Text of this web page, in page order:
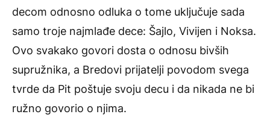
decom odnosno odluka o tome uključuje sada
samo troje najmlađe dece: Šajlo, Vivijen i Noksa.
Ovo svakako govori dosta o odnosu bivših
supružnika, a Bredovi prijatelji povodom svega
tvrde da Pit poštuje svoju decu i da nikada ne bi
ružno govorio o njima.